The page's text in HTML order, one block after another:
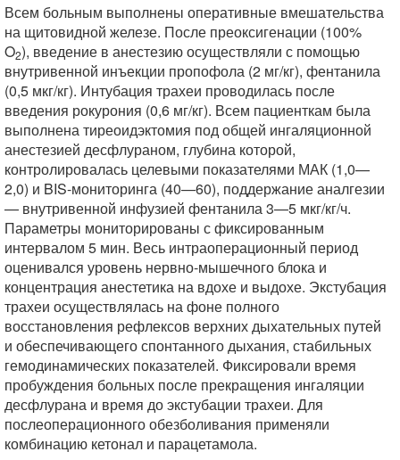
Всем больным выполнены оперативные вмешательства
на щитовидной железе. После преоксигенации (100%
O2), введение в анестезию осуществляли с помощью
внутривенной инъекции пропофола (2 мг/кг), фентанила
(0,5 мкг/кг). Интубация трахеи проводилась после
введения рокурония (0,6 мг/кг). Всем пациенткам была
выполнена тиреоидэктомия под общей ингаляционной
анестезией десфлураном, глубина которой,
контролировалась целевыми показателями МАК (1,0—
2,0) и BIS-мониторинга (40—60), поддержание аналгезии
— внутривенной инфузией фентанила 3—5 мкг/кг/ч.
Параметры мониторированы с фиксированным
интервалом 5 мин. Весь интраоперационный период
оценивался уровень нервно-мышечного блока и
концентрация анестетика на вдохе и выдохе. Экстубация
трахеи осуществлялась на фоне полного
восстановления рефлексов верхних дыхательных путей
и обеспечивающего спонтанного дыхания, стабильных
гемодинамических показателей. Фиксировали время
пробуждения больных после прекращения ингаляции
десфлурана и время до экстубации трахеи. Для
послеоперационного обезболивания применяли
комбинацию кетонал и парацетамола.